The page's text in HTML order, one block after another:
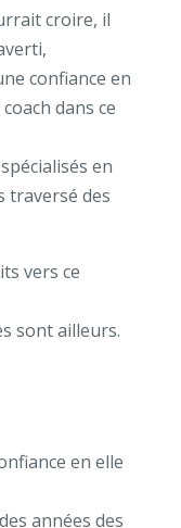
croire, il
confiance en
dans ce
en
traversé des
vers ce
sont ailleurs.
en elle
années des